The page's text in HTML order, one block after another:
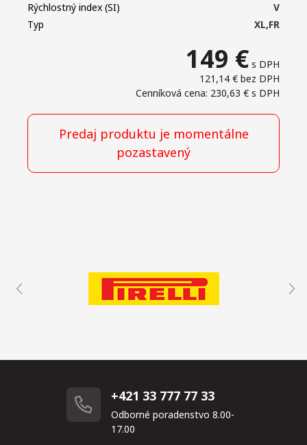
149 € s DPH
121,14 € bez DPH
Cenníková cena: 230,63 € s DPH
Predaj produktu je momentálne
pozastavený
Rýchlostný index (SI)
V
Typ
XL,FR
+421 33 777 77 33
Odborné poradenstvo 8.00-
17.00